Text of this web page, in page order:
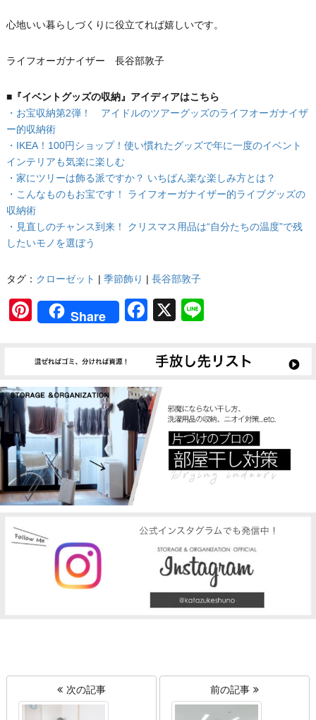
心地いい暮らしづくりに役立てれば嬉しいです。
ライフオーガナイザー 長谷部敦子
■『イベントグッズの収納』アイディアはこちら
・お宝収納第2弾！ アイドルのツアーグッズのライフオーガナイザ
ー的収納術
・IKEA！100円ショップ！使い慣れたグッズで年に一度のイベント
インテリアも気楽に楽しむ
・家にツリーは飾る派ですか？ いちばん楽な楽しみ方とは？
・こんなものもお宝です！ ライフオーガナイザー的ライブグッズの
収納術
・見直しのチャンス到来！ クリスマス用品は“自分たちの温度”で残
したいモノを選ぼう
タグ： クローゼット | 季節飾り | 長谷部敦子
Pinterest
Share Facebook
X
次の記事 前の記事